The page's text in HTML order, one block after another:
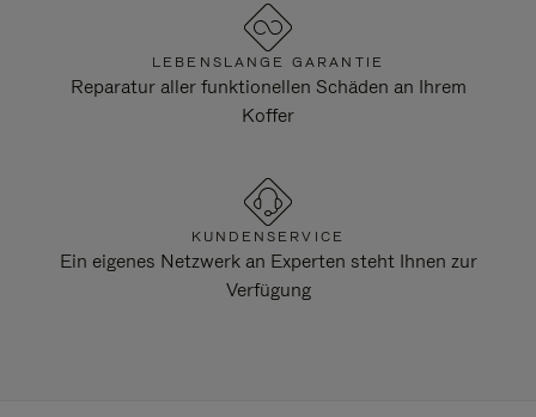
LEBENSLANGE GARANTIE
Reparatur aller funktionellen Schäden an Ihrem
Koffer
KUNDENSERVICE
Ein eigenes Netzwerk an Experten steht Ihnen zur
Verfügung